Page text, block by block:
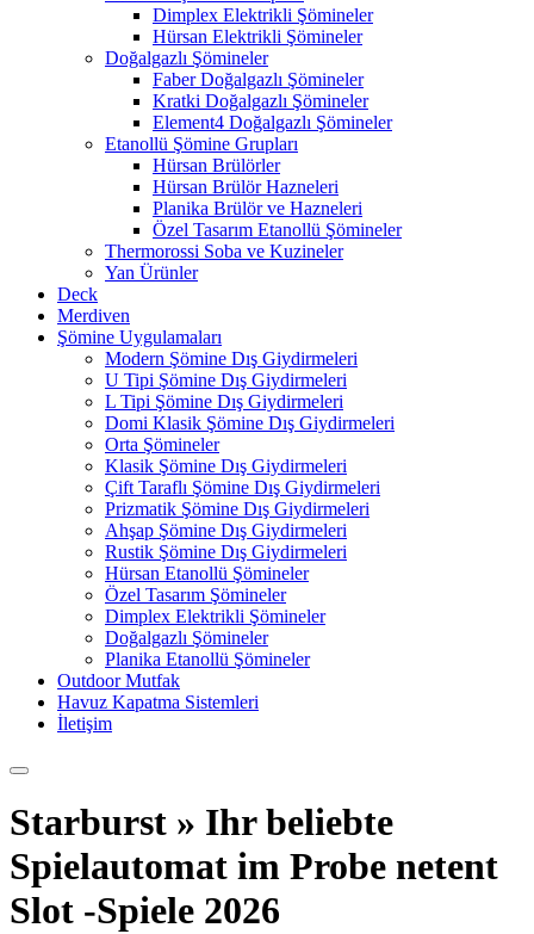
Dimplex Elektrikli Şömineler
Hürsan Elektrikli Şömineler
Doğalgazlı Şömineler
Faber Doğalgazlı Şömineler
Kratki Doğalgazlı Şömineler
Element4 Doğalgazlı Şömineler
Etanollü Şömine Grupları
Hürsan Brülörler
Hürsan Brülör Hazneleri
Planika Brülör ve Hazneleri
Özel Tasarım Etanollü Şömineler
Thermorossi Soba ve Kuzineler
Yan Ürünler
Deck
Merdiven
Şömine Uygulamaları
Modern Şömine Dış Giydirmeleri
U Tipi Şömine Dış Giydirmeleri
L Tipi Şömine Dış Giydirmeleri
Domi Klasik Şömine Dış Giydirmeleri
Orta Şömineler
Klasik Şömine Dış Giydirmeleri
Çift Taraflı Şömine Dış Giydirmeleri
Prizmatik Şömine Dış Giydirmeleri
Ahşap Şömine Dış Giydirmeleri
Rustik Şömine Dış Giydirmeleri
Hürsan Etanollü Şömineler
Özel Tasarım Şömineler
Dimplex Elektrikli Şömineler
Doğalgazlı Şömineler
Planika Etanollü Şömineler
Outdoor Mutfak
Havuz Kapatma Sistemleri
İletişim
Starburst » Ihr beliebte
Spielautomat im Probe netent
Slot -Spiele 2026